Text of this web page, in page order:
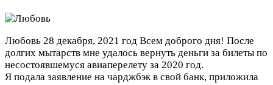
Любовь 28 декабря, 2021 год Всем доброго дня! После
долгих мытарств мне удалось вернуть деньги за билеты по
несостоявшемуся авиаперелету за 2020 год.
Я подала заявление на чарджбэк в свой банк, приложила